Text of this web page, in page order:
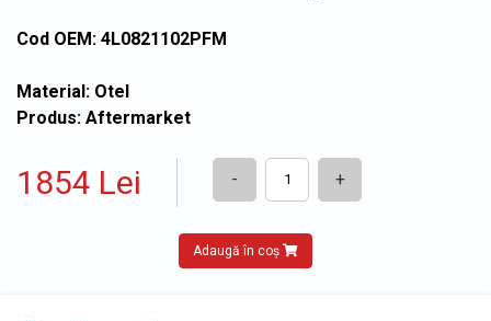
Cod OEM: 4L0821102PFM
Material: Otel
Produs: Aftermarket
1854 Lei - +
Adaugă în coș